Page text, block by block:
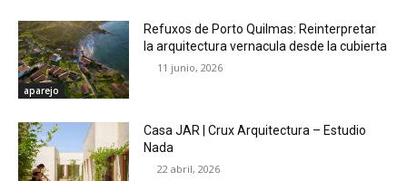
aparejo
Refuxos de Porto Quilmas: Reinterpretar
la arquitectura vernacula desde la cubierta
11 junio, 2026
Casa JAR | Crux Arquitectura – Estudio
Nada
22 abril, 2026